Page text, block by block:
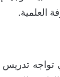
العلمية.
تدريس